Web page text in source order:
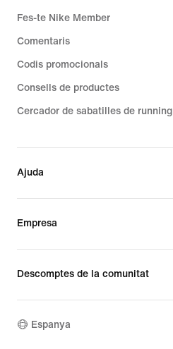
Fes-te Nike Member
Comentaris
Codis promocionals
Consells de productes
Cercador de sabatilles de running
Ajuda
Empresa
Descomptes de la comunitat
Espanya